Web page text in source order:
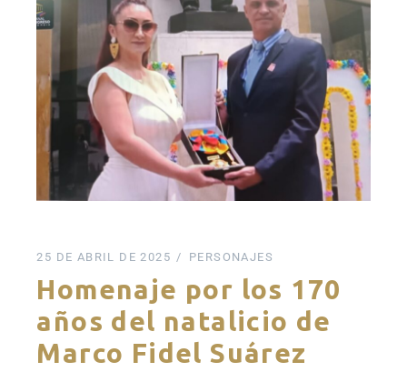
25 DE ABRIL DE 2025 PERSONAJES
Homenaje por los 170
años del natalicio de
Marco Fidel Suárez